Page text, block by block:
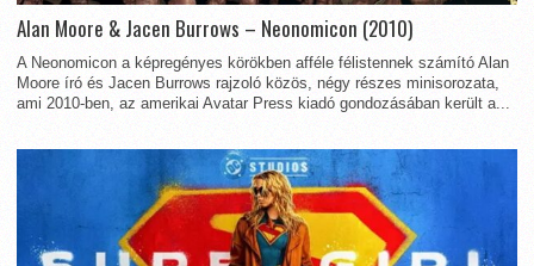
Alan Moore & Jacen Burrows – Neonomicon (2010)
A Neonomicon a képregényes körökben afféle félistennek számító Alan
Moore író és Jacen Burrows rajzoló közös, négy részes minisorozata,
ami 2010-ben, az amerikai Avatar Press kiadó gondozásában került a...